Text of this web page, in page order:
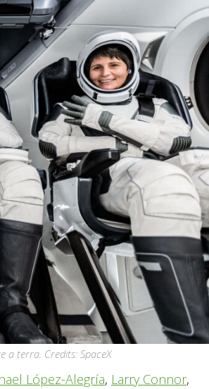
a terra. Credits: SpaceX
López-Alegría, Larry Connor,